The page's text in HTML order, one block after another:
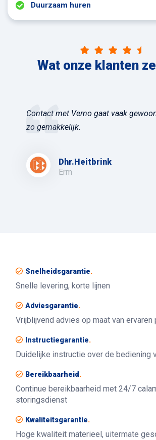
Duurzaam huren
Wat onze klanten
Contact met Verno gaat vaak
zo gemakkelijk.
Dhr.Heitbrink
Erm
Snelheidsgarantie.
Snelle levering, korte lijnen
Adviesgarantie.
Vrijblijvend advies op maat van
Instructiegarantie.
Duidelijke instructie over de bediening
Bereikbaarheid .
Continue bereikbaarheid met 24/7
storingsdienst
Kwaliteitsgarantie.
Hoge kwaliteit materieel, uitermate